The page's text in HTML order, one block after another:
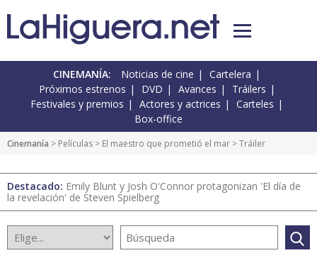
CINEMANÍA: Noticias de cine
Cartelera
Próximos estrenos
DVD Avances
Tráilers
Festivales y premios
Actores y actrices
Carteles
Box-office
Cinemanía > Películas > El maestro que prometió el mar > Tráiler
Destacado: Emily Blunt y Josh O'Connor protagonizan 'El día de
la revelación' de Steven Spielberg